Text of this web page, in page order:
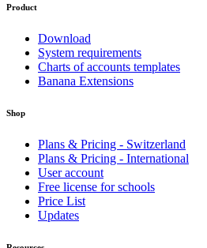
Product
Download
System requirements
Charts of accounts templates
Banana Extensions
Shop
Plans & Pricing - Switzerland
Plans & Pricing - International
User account
Free license for schools
Price List
Updates